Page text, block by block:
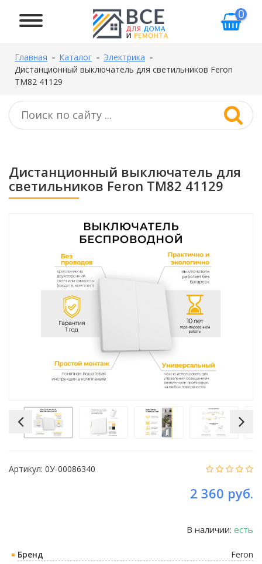
0
Главная Каталог
Электрика
Дистанционный выключатель для светильников Feron
TM82 41129
Дистанционный выключатель для
светильников Feron TM82 41129
Артикул: 0У-00086340
2 360 руб.
В наличии: есть
Бренд
Feron